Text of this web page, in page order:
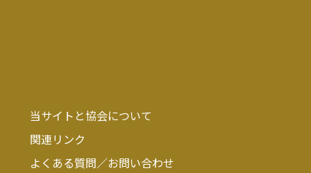
当サイトと協会について
関連リンク
よくある質問／お問い合わせ